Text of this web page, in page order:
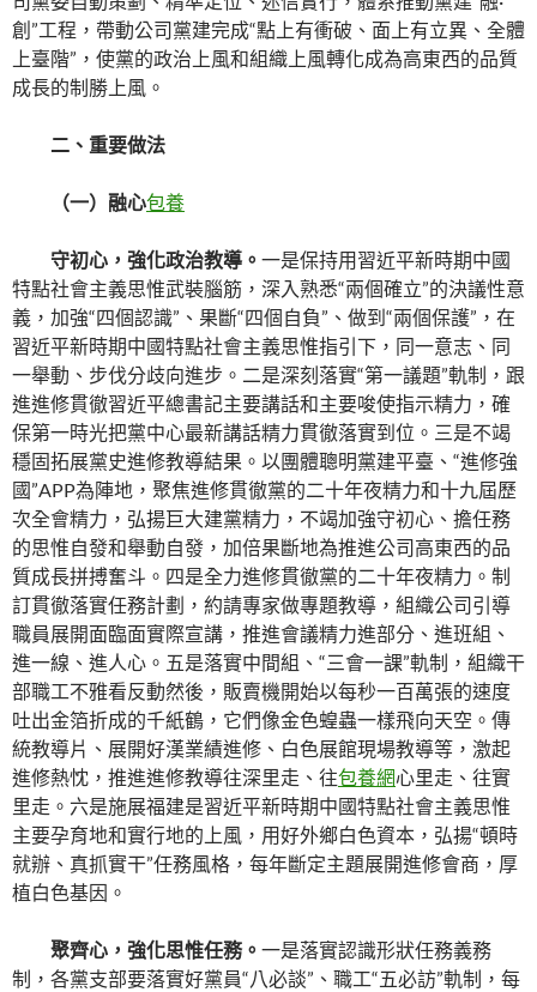
創”工程，帶動公司黨建完成“點上有衝破、面上有立異、全體
上臺階”，使黨的政治上風和組織上風轉化成為高東西的品質
成長的制勝上風。
二、重要做法
（一）融心包養
守初心，強化政治教導。 一是保持用習近平新時期中國
特點社會主義思惟武裝腦筋，深入熟悉“兩個確立”的決議性意
義，加強“四個認識”、果斷“四個自負”、做到“兩個保護”，在
習近平新時期中國特點社會主義思惟指引下，同一意志、同
一舉動、步伐分歧向進步。二是深刻落實“第一議題”軌制，跟
進進修貫徹習近平總書記主要講話和主要唆使指示精力，確
保第一時光把黨中心最新講話精力貫徹落實到位。三是不竭
穩固拓展黨史進修教導結果。以團體聰明黨建平臺、“進修強
國”APP為陣地，聚焦進修貫徹黨的二十年夜精力和十九屆歷
次全會精力，弘揚巨大建黨精力，不竭加強守初心、擔任務
的思惟自發和舉動自發，加倍果斷地為推進公司高東西的品
質成長拼搏奮斗。四是全力進修貫徹黨的二十年夜精力。制
訂貫徹落實任務計劃，約請專家做專題教導，組織公司引導
職員展開面臨面實際宣講，推進會議精力進部分、進班組、
進一線、進人心。五是落實中間組、“三會一課”軌制，組織干
部職工不雅看反動然後，販賣機開始以每秒一百萬張的速度
吐出金箔折成的千紙鶴，它們像金色蝗蟲一樣飛向天空。傳
統教導片、展開好漢業績進修、白色展館現場教導等，激起
進修熱忱，推進進修教導往深里走、往包養網心里走、往實
里走。六是施展福建是習近平新時期中國特點社會主義思惟
主要孕育地和實行地的上風，用好外鄉白色資本，弘揚“頓時
就辦、真抓實干”任務風格，每年斷定主題展開進修會商，厚
植白色基因。
聚齊心，強化思惟任務。 一是落實認識形狀任務義務
制，各黨支部要落實好黨員“八必談”、職工“五必訪”軌制，每